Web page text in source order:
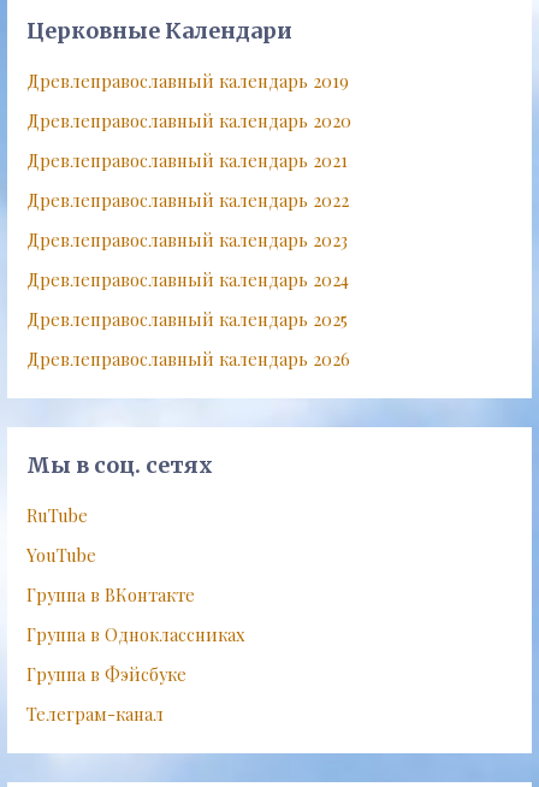
Церковные Календари
Древлеправославный календарь 2019
Древлеправославный календарь 2020
Древлеправославный календарь 2021
Древлеправославный календарь 2022
Древлеправославный календарь 2023
Древлеправославный календарь 2024
Древлеправославный календарь 2025
Древлеправославный календарь 2026
Мы в соц. сетях
RuTube
YouTube
Группа в ВКонтакте
Группа в Одноклассниках
Группа в Фэйсбуке
Телеграм-канал